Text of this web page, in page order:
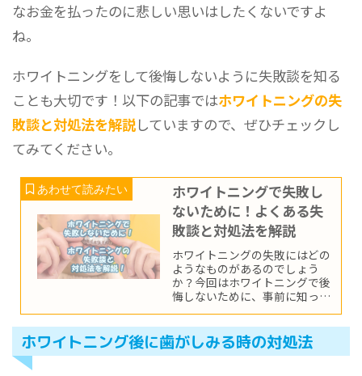
なお金を払ったのに悲しい思いはしたくないですよ
ね。
ホワイトニングをして後悔しないように失敗談を知る
ことも大切です！以下の記事ではホワイトニングの失
敗談と対処法を解説していますので、ぜひチェックし
てみてください。
ホワイトニングで失敗し
ないために！よくある失
敗談と対処法を解説
ホワイトニングの失敗にはどの
ようなものがあるのでしょう
か？今回はホワイトニングで後
悔しないために、事前に知って
おきたい失敗談や対処法につい
てご紹介します。「歯がしみ
る」「歯の色が戻ってしまっ
た」など主要なトラブルを回避
ホワイトニング後に歯がしみる時の対処法